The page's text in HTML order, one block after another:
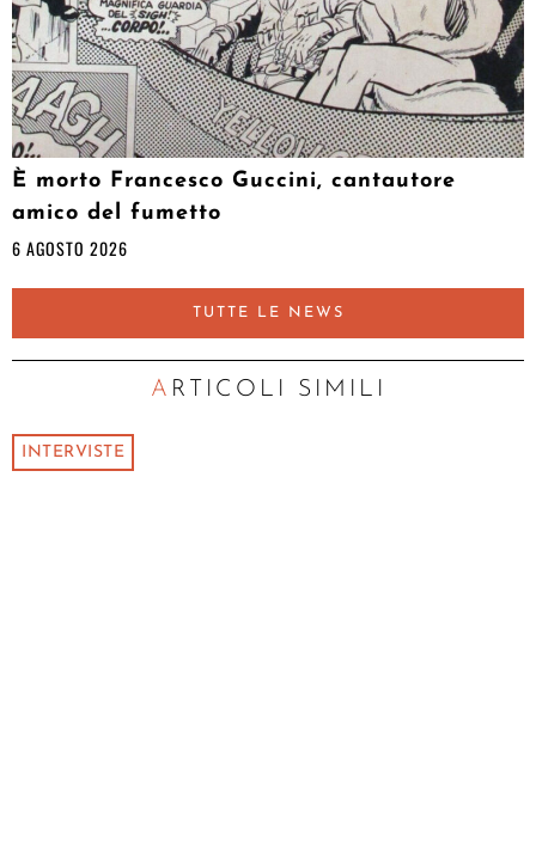
È morto Francesco Guccini, cantautore
amico del fumetto
6 AGOSTO 2026
TUTTE LE NEWS
ARTICOLI SIMILI
INTERVISTE